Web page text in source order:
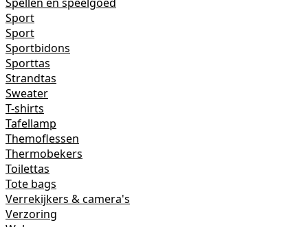
Sport
Sport
Sportbidons
Sporttas
Strandtas
Sweater
T-shirts
Tafellamp
Themoflessen
Thermobekers
Toilettas
Tote bags
Verrekijkers & camera's
Verzoring